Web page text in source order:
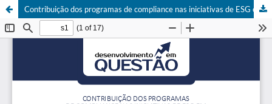
Contribuição dos programas de compliance nas iniciativas de ESG em três Cooperativas do Sistema Unimed